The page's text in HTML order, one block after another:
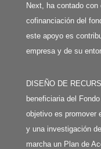
Next, ha contado
cofinanciación del
este apoyo es
empresa y de su
DISEÑO DE
beneficiaria del
objetivo es promover
y una investigación
marcha un Plan de